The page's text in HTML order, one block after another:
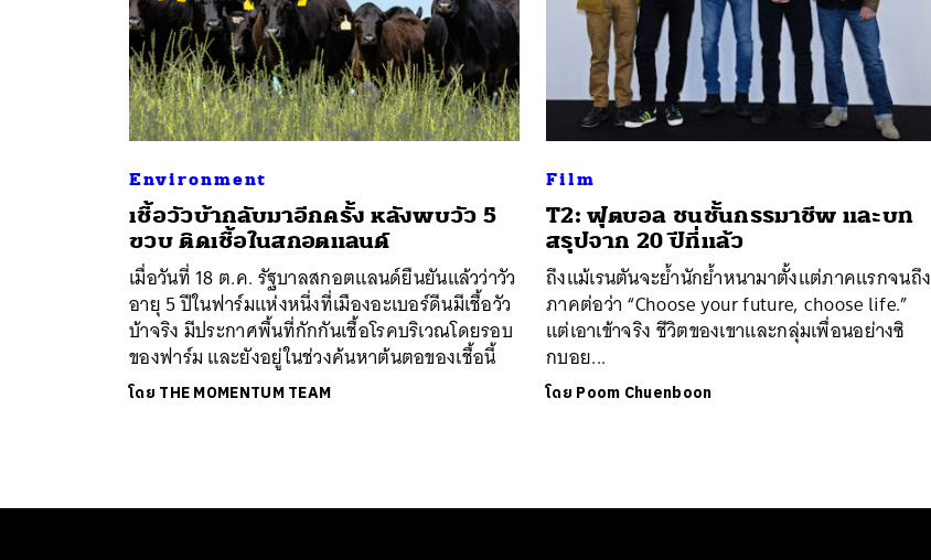
Environment
เชื้อวัวบ้ากลับมาอีกครั้ง หลังพบวัว 5
ขวบ ติดเชื้อในสกอตแลนด์
เมื่อวันที่ 18 ต.ค. รัฐบาลสกอตแลนด์ยืนยันแล้วว่าวัว
อายุ 5 ปีในฟาร์มแห่งหนึ่งที่เมืองอะเบอร์ดีนมีเชื้อวัว
บ้าจริง มีประกาศพื้นที่กักกันเชื้อโรคบริเวณโดยรอบ
ของฟาร์ม และยังอยู่ในช่วงค้นหาต้นตอของเชื้อนี้
โดย THE MOMENTUM TEAM
Film
T2: ฟุตบอล ชนชั้นกรรมาชีพ และบท
สรุปจาก 20 ปีที่แล้ว
ถึงแม้เรนตันจะย้ำนักย้ำหนามาตั้งแต่ภาคแรกจนถึง
ภาคต่อว่า “Choose your future, choose life.”
แต่เอาเข้าจริง ชีวิตของเขาและกลุ่มเพื่อนอย่างซิ
กบอย...
โดย Poom Chuenboon